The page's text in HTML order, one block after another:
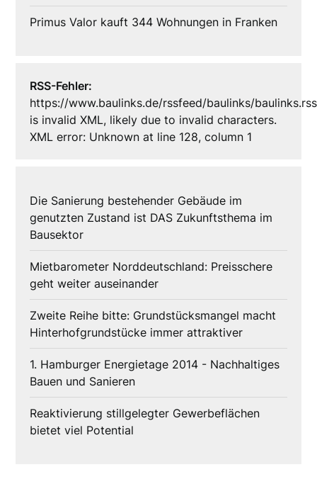
Primus Valor kauft 344 Wohnungen in Franken
RSS-Fehler:
https://www.baulinks.de/rssfeed/baulinks/baulinks.rss
is invalid XML, likely due to invalid characters.
XML error: Unknown at line 128, column 1
Die Sanierung bestehender Gebäude im
genutzten Zustand ist DAS Zukunftsthema im
Bausektor
Mietbarometer Norddeutschland: Preisschere
geht weiter auseinander
Zweite Reihe bitte: Grundstücksmangel macht
Hinterhofgrundstücke immer attraktiver
1. Hamburger Energietage 2014 - Nachhaltiges
Bauen und Sanieren
Reaktivierung stillgelegter Gewerbeflächen
bietet viel Potential